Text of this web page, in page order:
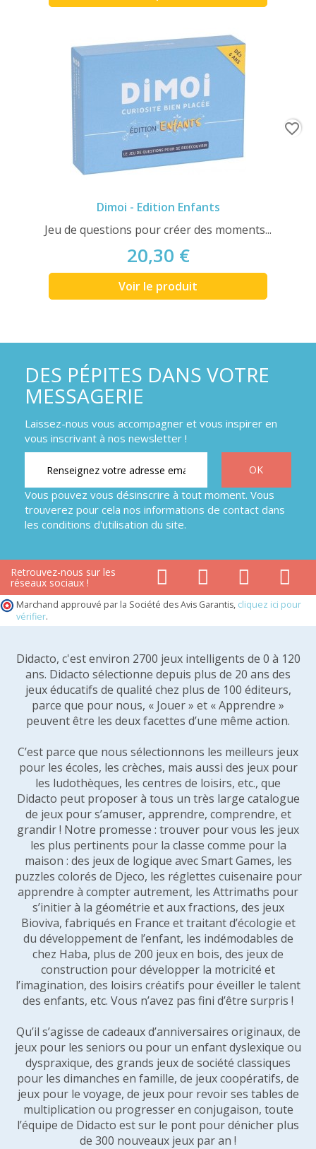
Dimoi - Edition Enfants
Jeu de questions pour créer des moments...
20,30 €
Voir le produit
favorite_border
DES PÉPITES DANS VOTRE
MESSAGERIE
Laissez-nous vous accompagner et vous inspirer en
vous inscrivant à nos newsletter !
Vous pouvez vous désinscrire à tout moment. Vous
trouverez pour cela nos informations de contact dans
les conditions d'utilisation du site.
Retrouvez-nous sur les
réseaux sociaux !
Marchand approuvé par la Société des Avis Garantis, cliquez ici pour
vérifier.
Didacto, c'est environ 2700 jeux intelligents de 0 à 120
ans. Didacto sélectionne depuis plus de 20 ans des
jeux éducatifs de qualité chez plus de 100 éditeurs,
parce que pour nous, « Jouer » et « Apprendre »
peuvent être les deux facettes d’une même action.
C’est parce que nous sélectionnons les meilleurs jeux
pour les écoles, les crèches, mais aussi des jeux pour
les ludothèques, les centres de loisirs, etc., que
Didacto peut proposer à tous un très large catalogue
de jeux pour s’amuser, apprendre, comprendre, et
grandir ! Notre promesse : trouver pour vous les jeux
les plus pertinents pour la classe comme pour la
maison : des jeux de logique avec Smart Games, les
puzzles colorés de Djeco, les réglettes cuisenaire pour
apprendre à compter autrement, les Attrimaths pour
s’initier à la géométrie et aux fractions, des jeux
Bioviva, fabriqués en France et traitant d’écologie et
du développement de l’enfant, les indémodables de
chez Haba, plus de 200 jeux en bois, des jeux de
construction pour développer la motricité et
l’imagination, des loisirs créatifs pour éveiller le talent
des enfants, etc. Vous n’avez pas fini d’être surpris !
Qu’il s’agisse de cadeaux d’anniversaires originaux, de
jeux pour les seniors ou pour un enfant dyslexique ou
dyspraxique, des grands jeux de société classiques
pour les dimanches en famille, de jeux coopératifs, de
jeux pour le voyage, de jeux pour revoir ses tables de
multiplication ou progresser en conjugaison, toute
l’équipe de Didacto est sur le pont pour dénicher plus
de 300 nouveaux jeux par an !